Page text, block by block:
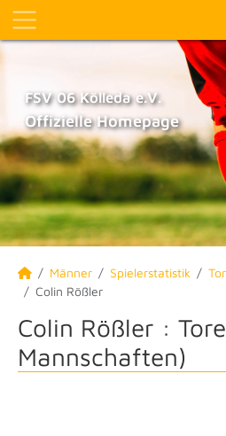
FSV 06 Kölleda e.V.
Offizielle Homepage
Männer Spielerstatistik
Colin Rößler
Colin Rößler :
Mannschaften)